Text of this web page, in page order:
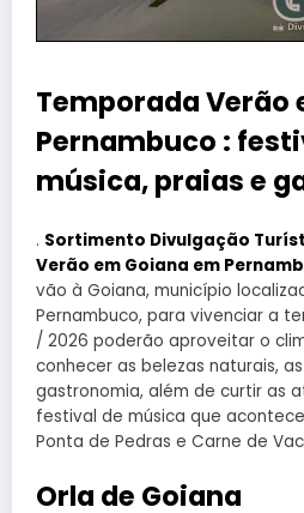
Temporada Verão
Pernambuco :
música, praias e
. Sortimento Divulgação
Verão em Goiana em
vão à Goiana, município
Pernambuco, para vivenciar a
/ 2026 poderão aproveitar o
conhecer as belezas naturais,
gastronomia, além de curtir as
festival de música que
Ponta de Pedras e Carne de
Orla de Goiana